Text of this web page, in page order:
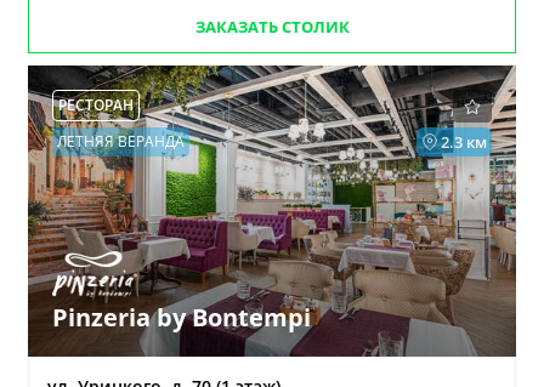
ЗАКАЗАТЬ СТОЛИК
РЕСТОРАН
2.3 км
ЛЕТНЯЯ ВЕРАНДА
Pinzeria by Bontempi